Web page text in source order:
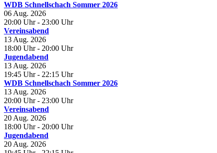
WDB Schnellschach Sommer 2026
06 Aug. 2026
20:00 Uhr - 23:00 Uhr
Vereinsabend
13 Aug. 2026
18:00 Uhr - 20:00 Uhr
Jugendabend
13 Aug. 2026
19:45 Uhr - 22:15 Uhr
WDB Schnellschach Sommer 2026
13 Aug. 2026
20:00 Uhr - 23:00 Uhr
Vereinsabend
20 Aug. 2026
18:00 Uhr - 20:00 Uhr
Jugendabend
20 Aug. 2026